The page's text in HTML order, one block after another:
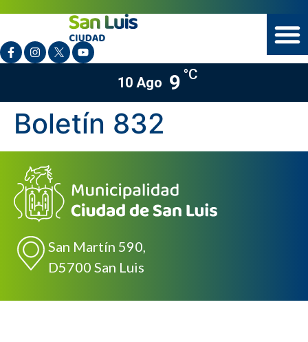
10 Ago 9 °C
Boletín 832
San Martín 590,
D5700 San Luis